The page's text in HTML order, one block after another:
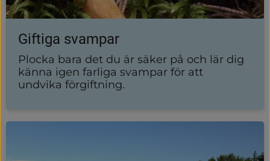
Giftiga svampar
Plocka bara det du är säker på och lär dig
känna igen farliga svampar för att
undvika förgiftning.